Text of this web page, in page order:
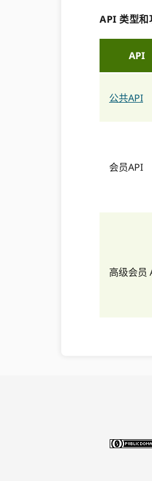
API 类型和
API
公共API
会员API
高级会员